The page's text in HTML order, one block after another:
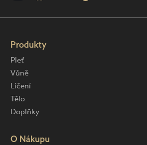
Produkty
Pleť
Vůně
Líčení
Tělo
Doplňky
O Nákupu